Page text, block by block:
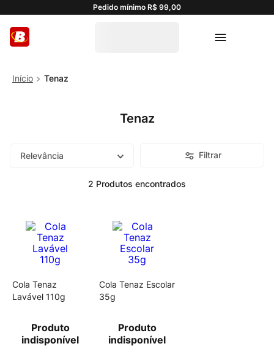
Pedido mínimo R$ 99,00
Tenaz
Tenaz
Relevância Filtrar
2 Produtos
Cola Tenaz
Lavável 110g
Produto
indisponível
Cola Tenaz Escolar
35g
Produto
indisponível